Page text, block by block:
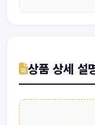
상품 상세 설